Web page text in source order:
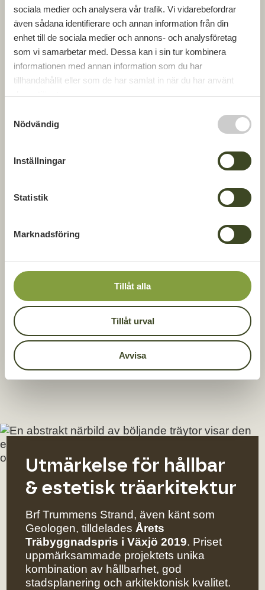
sociala medier och analysera vår trafik. Vi vidarebefordrar
även sådana identifierare och annan information från din
enhet till de sociala medier och annons- och analysföretag
som vi samarbetar med. Dessa kan i sin tur kombinera
informationen med annan information som du har
tillhandahållit eller som de har samlat in när du har använt
deras tjänster.
Nödvändig
Inställningar
Statistik
Marknadsföring
Tillåt alla
Tillåt urval
Avvisa
TILLBAKA TILL REFERENSPROJEKT
Utmärkelse för hållbar
& estetisk träarkitektur
Brf Trummens Strand, även känt som
Geologen, tilldelades Årets
Träbyggnadspris i Växjö 2019. Priset
uppmärksammade projektets unika
kombination av hållbarhet, god
stadsplanering och arkitektonisk kvalitet.